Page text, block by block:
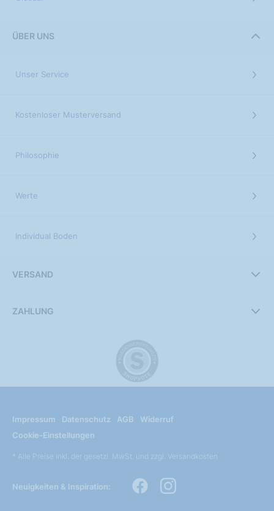
ÜBER UNS
Unser Service
Kostenloser Musterversand
Philosophie
Werte
Individual Boden
VERSAND
ZAHLUNG
Impressum Datenschutz AGB
Widerruf
Cookie-Einstellungen
* Alle Preise inkl. der gesetzl. MwSt. und zzgl. Versandkosten
Neuigkeiten & Inspiration: